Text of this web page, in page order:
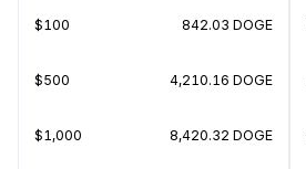
$100 842.03 DOGE
$500 4,210.16 DOGE
$1,000 8,420.32 DOGE